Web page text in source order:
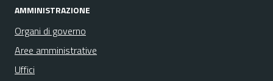
AMMINISTRAZIONE
Organi di governo
Aree amministrative
Uffici